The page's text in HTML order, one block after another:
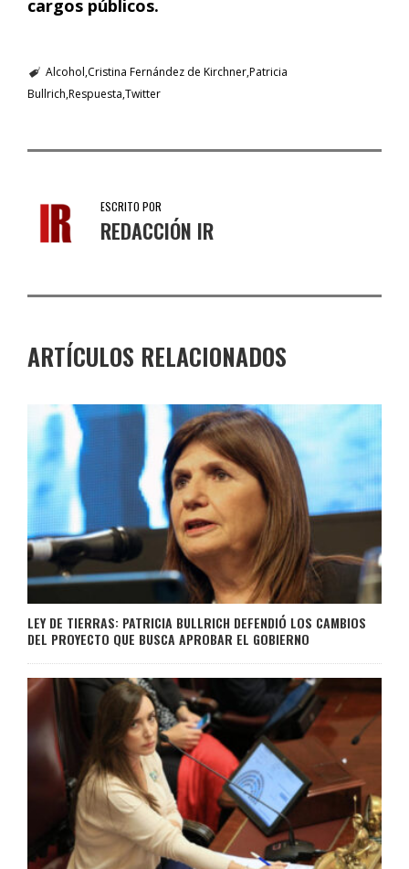
cargos públicos.
Alcohol Cristina Fernández de KirchnerPatricia
Bullrich Respuesta Twitter
ESCRITO POR
REDACCIÓN IR
ARTÍCULOS RELACIONADOS
LEY DE TIERRAS: PATRICIA BULLRICH DEFENDIÓ LOS CAMBIOS
DEL PROYECTO QUE BUSCA APROBAR EL GOBIERNO